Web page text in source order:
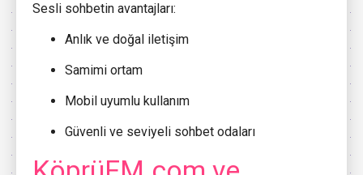
Sesli sohbetin avantajları:
Anlık ve doğal iletişim
Samimi ortam
Mobil uyumlu kullanım
Güvenli ve seviyeli sohbet odaları